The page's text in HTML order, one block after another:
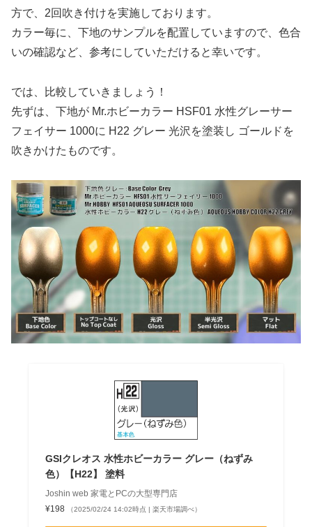
方で、2回吹き付けを実施しております。
カラー毎に、下地のサンプルを配置していますので、色合
いの確認など、参考にしていただけると幸いです。
では、比較していきましょう！
先ずは、下地が Mr.ホビーカラー HSF01 水性グレーサー
フェイサー 1000に H22 グレー 光沢を塗装し ゴールドを
吹きかけたものです。
GSIクレオス 水性ホビーカラー グレー（ねずみ
色）【H22】 塗料
Joshin web 家電とPCの大型専門店
¥198
（2025/02/24 14:02時点 | 楽天市場調べ）